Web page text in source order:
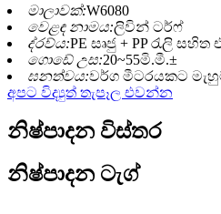
මාලාවක්:W6080
වෙළඳ නාමය:ලිවින් ටර්ෆ්
ද්රව්ය:PE සෘජු + PP රැලි සහිත
ගොඩේ උස:20~55මි.මී.±
ඝනත්වය:වර්ග මීටරයකට මැහුම්
අපට විද්‍යුත් තැපෑල එවන්න
නිෂ්පාදන විස්තර
නිෂ්පාදන ටැග්